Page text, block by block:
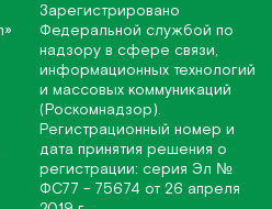
Зарегистрировано
Федеральной службой по
надзору в сфере связи,
информационных технологий
и массовых коммуникаций
(Роскомнадзор).
Регистрационный номер и
дата принятия решения о
регистрации: серия Эл №
ФС77 - 75674 от 26 апреля